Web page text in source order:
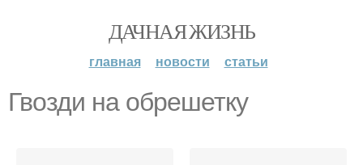
ДАЧНАЯ ЖИЗНЬ
главная новости статьи
Гвозди на обрешетку